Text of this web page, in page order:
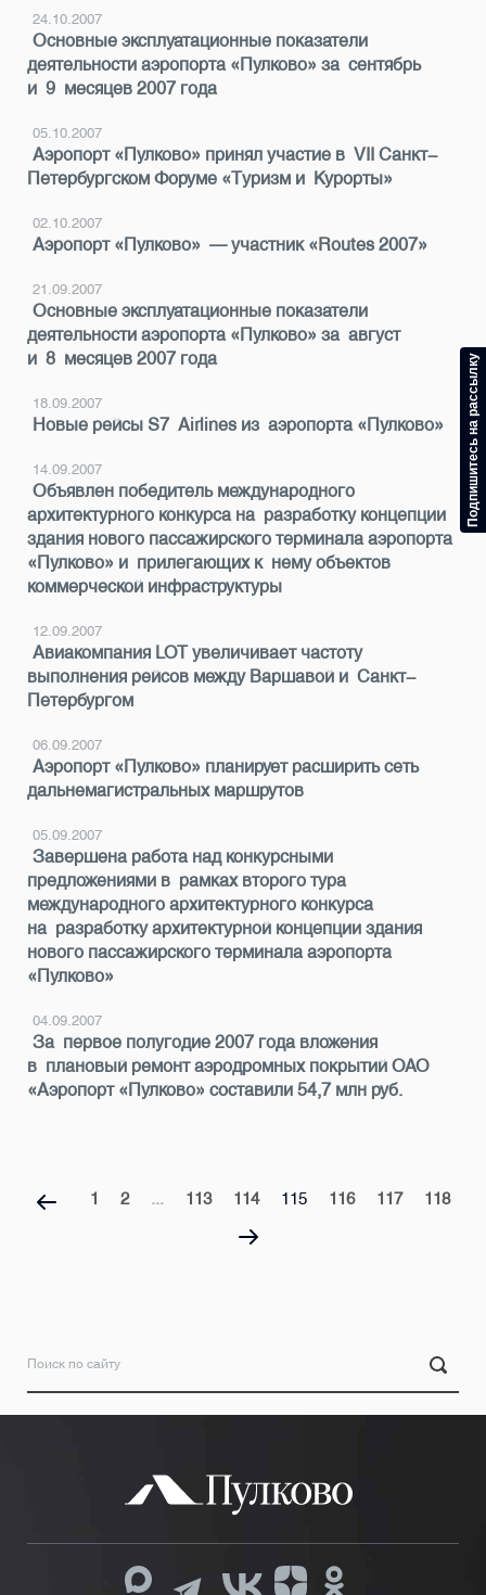
24.10.2007
Основные эксплуатационные показатели
деятельности аэропорта «Пулково» за сентябрь
и 9 месяцев 2007 года
05.10.2007
Аэропорт «Пулково» принял участие в VII Санкт-
Петербургском Форуме «Туризм и Курорты»
02.10.2007
Аэропорт «Пулково» — участник «Routes 2007»
21.09.2007
Основные эксплуатационные показатели
деятельности аэропорта «Пулково» за август
и 8 месяцев 2007 года
18.09.2007
Новые рейсы S7 Airlines из аэропорта «Пулково»
14.09.2007
Объявлен победитель международного
архитектурного конкурса на разработку концепции
здания нового пассажирского терминала аэропорта
«Пулково» и прилегающих к нему объектов
коммерческой инфраструктуры
12.09.2007
Авиакомпания LOT увеличивает частоту
выполнения рейсов между Варшавой и Санкт-
Петербургом
06.09.2007
Аэропорт «Пулково» планирует расширить сеть
дальнемагистральных маршрутов
05.09.2007
Завершена работа над конкурсными
предложениями в рамках второго тура
международного архитектурного конкурса
на разработку архитектурной концепции здания
нового пассажирского терминала аэропорта
«Пулково»
04.09.2007
За первое полугодие 2007 года вложения
в плановый ремонт аэродромных покрытий ОАО
«Аэропорт «Пулково» составили 54,7 млн руб.
1 2 ... 113 114 115 116 117 118
Подпишитесь на рассылку